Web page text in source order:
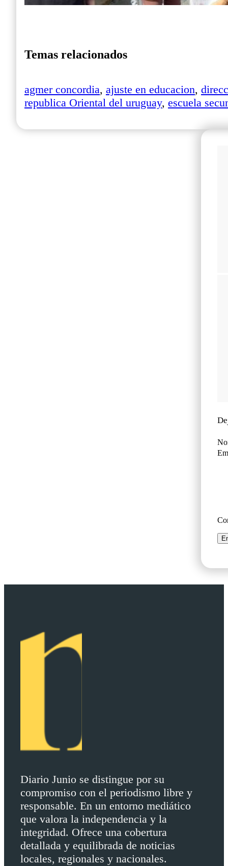
Temas relacionados
agmer concordia, ajuste en educacion,
republica Oriental del uruguay, escuela
Diario Junio se distingue por su
compromiso con el periodismo libre y
responsable. En un entorno mediático
que valora la independencia y la
integridad. Ofrece una cobertura
detallada y equilibrada de noticias
locales, regionales y nacionales.